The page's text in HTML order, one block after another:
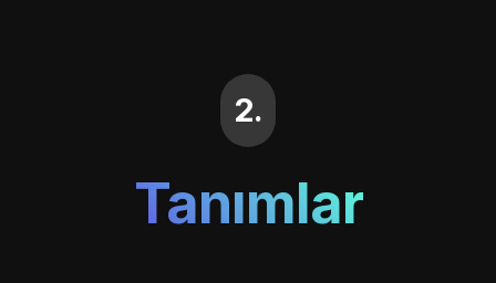
2.
Tanımlar